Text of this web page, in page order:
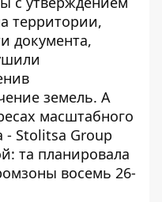
территории,
документа,
земель. А
масштабного
- Stolitsa Group
та планировала
восемь 26-